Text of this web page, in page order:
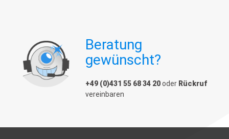
Beratung
gewünscht?
+49 (0)431 55 68 34 20oder Rückruf
vereinbaren